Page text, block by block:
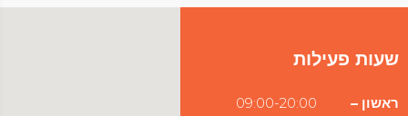
שעות פעילות
ראשון –
09:00-20:00